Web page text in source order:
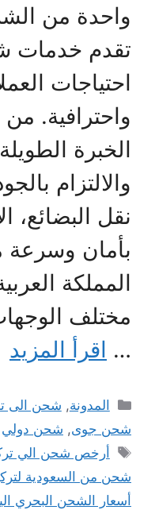
واحدة من
تقدم خدمات
احتياجات
واحترافية.
الخبرة
والالتزام
نقل البضائع،
بأمان
المملكة
مختلف
… اقرأ المزيد
التصنيفات
المدونة, شحن الى
شحن جوى, شحن دولي
الوسوم
أرخص شحن الي
شحن من السعودية
أسعار الشحن البحري